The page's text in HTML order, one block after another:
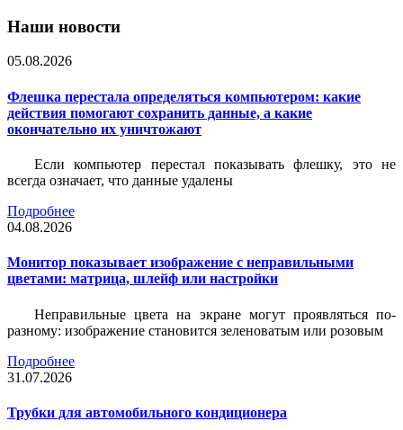
Наши новости
05.08.2026
Флешка перестала определяться компьютером: какие
действия помогают сохранить данные, а какие
окончательно их уничтожают
Если компьютер перестал показывать флешку, это не
всегда означает, что данные удалены
Подробнее
04.08.2026
Монитор показывает изображение с неправильными
цветами: матрица, шлейф или настройки
Неправильные цвета на экране могут проявляться по-
разному: изображение становится зеленоватым или розовым
Подробнее
31.07.2026
Трубки для автомобильного кондиционера